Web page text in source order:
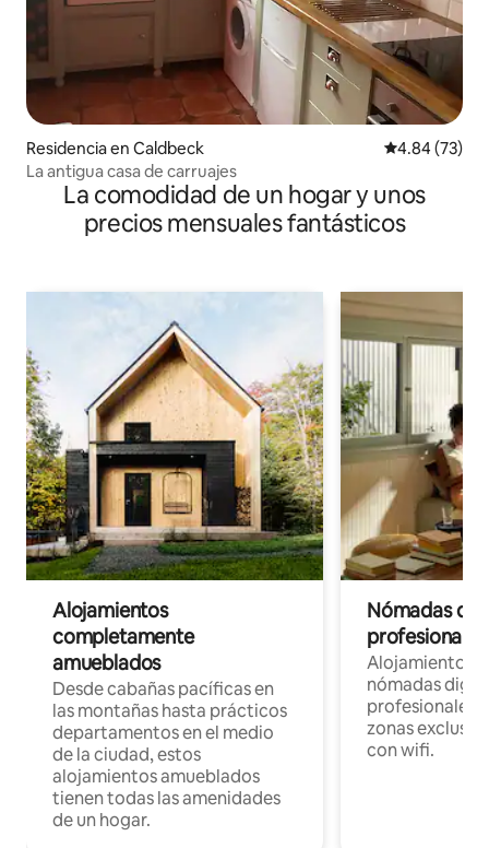
Residencia en Caldbeck Calificación
4.84 (73)
La antigua casa de carruajes
La comodidad de un hogar y unos
precios mensuales fantásticos
Alojamientos
completamente
amueblados
Desde cabañas pacíficas en
las montañas hasta prácticos
departamentos en el medio
de la ciudad, estos
alojamientos amueblados
tienen todas las amenidades
de un hogar.
Nómadas
Alojamientos
nómadas
profesionales
zonas
con wifi.